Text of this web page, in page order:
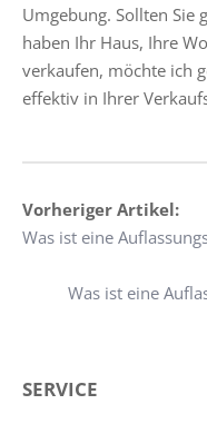
Umgebung. Sollten Sie
haben Ihr Haus, Ihre
verkaufen, möchte ich
effektiv in Ihrer
Vorheriger Artikel:
Was ist eine
Was ist eine
SERVICE